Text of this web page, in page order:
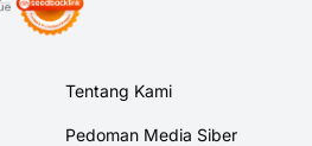
Tentang Kami
Pedoman Media Siber